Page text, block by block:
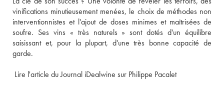
vinifications minutieusement menées, le choix de méthodes non
interventionnistes et l'ajout de doses minimes et maîtrisées de
soufre. Ses vins « très naturels » sont dotés d'un équilibre
saisissant et, pour la plupart, d'une très bonne capacité de
garde.
Lire l'article du Journal iDealwine sur Philippe Pacalet